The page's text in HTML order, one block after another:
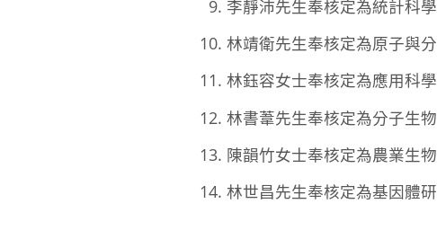
李靜沛先生奉核定為統計科
林靖衛先生奉核定為原子與
林鈺容女士奉核定為應用科
林書葦先生奉核定為分子生
陳韻竹女士奉核定為農業生
林世昌先生奉核定為基因體